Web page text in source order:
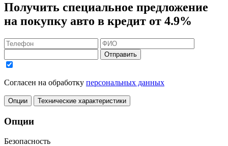
Получить специальное предложение
на покупку авто в кредит от 4.9%
Отправить
Согласен на обработку персональных данных
Опции Технические характеристики
Опции
Безопасность